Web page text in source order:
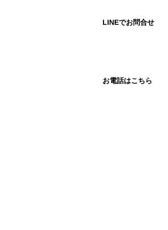
LINEでお問合せ
お電話はこちら